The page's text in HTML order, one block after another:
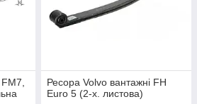
Ресора Volvo вантажні FH
Euro 5 (2-х. листова)